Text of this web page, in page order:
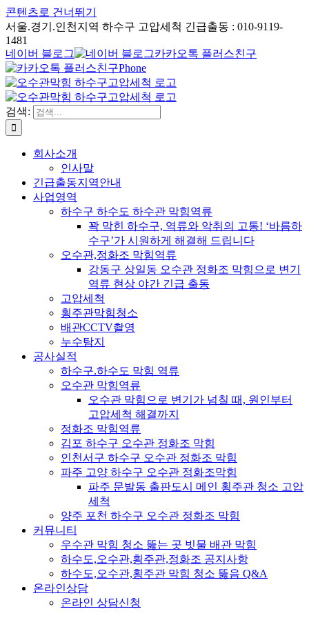
콘텐츠로 건너뛰기
서울.경기.인천지역 하수구 고압세척 긴급출동 : 010-9119-
1481
네이버 블로그
카카오톡 플러스친구
Phone
검색:
회사소개
인사말
긴급출동지역안내
사업영역
하수구 하수도 하수관 막힘역류
꽉 막힌 하수구, 역류와 악취의 고통! ‘바름하
수구’가 시원하게 해결해 드립니다
오수관,정화조 막힘역류
강동구 상일동 오수관 정화조 막힘으로 변기
역류 현상 야간 긴급 출동
고압세척
횡주관막힘청소
배관CCTV촬영
누수탐지
공사실적
하수구.하수도 막힘 역류
오수관 막힘역류
오수관 막힘으로 변기가 넘칠 때, 원인부터
고압세척 해결까지
정화조 막힘역류
김포 하수구 오수관 정화조 막힘
인천서구 하수구 오수관 정화조 막힘
파주 고양 하수구 오수관 정화조막힘
파주 문발동 출판도시 메인 횡주관 청소 고압
세척
양주 포천 하수구 오수관 정화조 막힘
커뮤니티
우수관 막힘 청소 뚫는 곳 빗물 배관 막힘
하수도,오수관,횡주관,정화조 공지사항
하수도,오수관,횡주관 막힘 청소 뚫음 Q&A
온라인상담
온라인 상담신청